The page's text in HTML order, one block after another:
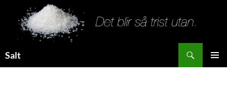
Salt